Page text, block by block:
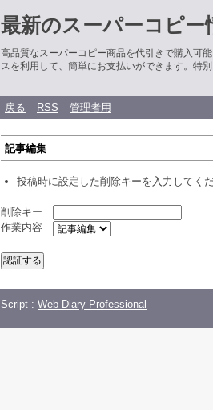
最新のスーパーコピー
高品質なスーパーコピー商品を代引きで購入可
スを利用して、簡単にお支払いができます。特
戻る RSS 管理者用
記事編集
投稿時に設定した削除キーを入力してくだ
削除キー
作業内容
Script : Web Diary Professional